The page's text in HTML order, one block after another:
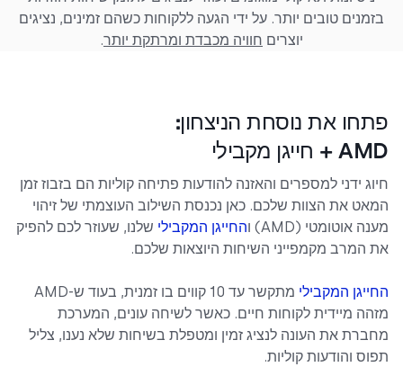
בזמנים טובים יותר. על ידי הגעה ללקוחות כשהם זמינים, נציגים
יוצריםחוויה מכבדת ומרתקת יותר.
פתחו את נוסחת הניצחון:
AMD + חייגן מקבילי
חיוג ידני למספרים והאזנה להודעות פתיחה קוליות הם בזבוז זמן
המאט את הצוות שלכם. כאן נכנסת השילוב העוצמתי של זיהוי
מענה אוטומטי (AMD) ו
החייגן המקבילישלנו, שעוזר לכם להפיק
את המרב מקמפייני השיחות היוצאות שלכם.
החייגן המקבילי
מתקשר עד 10 קווים בו זמנית, בעוד ש-AMD
מזהה מיידית לקוחות חיים. כאשר לשיחה עונים, המערכת
מחברת את העונה לנציג זמין ומטפלת בשיחות שלא נענו, צליל
תפוס והודעות קוליות.